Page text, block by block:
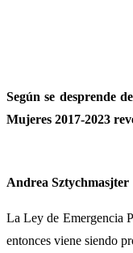
Según se desprende
Mujeres 2017-2023
Andrea Sztychmasjter
La Ley de Emergencia
entonces viene siendo